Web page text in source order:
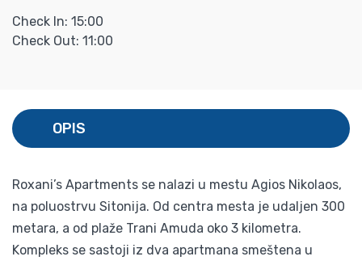
Check In: 15:00
Check Out: 11:00
OPIS
Roxani’s Apartments se nalazi u mestu Agios Nikolaos,
na poluostrvu Sitonija. Od centra mesta je udaljen 300
metara, a od plaže Trani Amuda oko 3 kilometra.
Kompleks se sastoji iz dva apartmana smeštena u